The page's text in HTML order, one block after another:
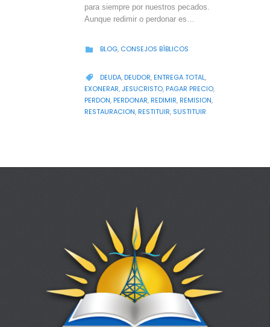
para siempre por nuestros pecados.
Aunque redimir o perdonar es…
 CATEGORY
BLOG, CONSEJOS BÍBLICOS
 CATEGORY
DEUDA, DEUDOR, ENTREGA TOTAL,
EXONERAR, JESUCRISTO, PAGAR PRECIO,
PERDON, PERDONAR, REDIMIR, REMISION,
RESTAURACION, RESTITUIR, SUSTITUIR